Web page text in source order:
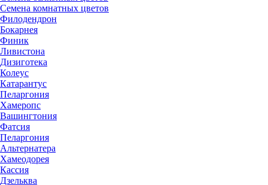
Семена комнатных цветов
Филодендрон
Бокарнея
Финик
Ливистона
Дизиготека
Колеус
Катарантус
Пеларгония
Хамеропс
Вашингтония
Фатсия
Пеларгония
Альтернатера
Хамеодорея
Кассия
Дзельква